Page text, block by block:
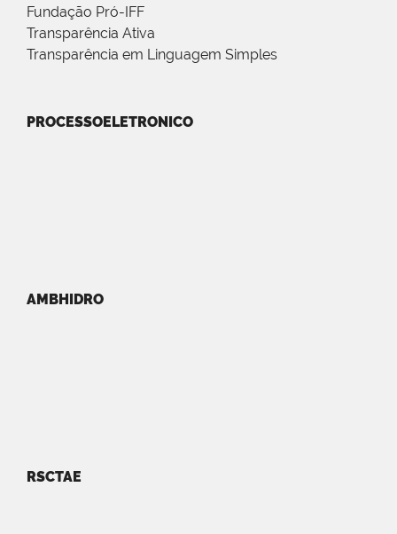
Fundação Pró-IFF
Transparência Ativa
Transparência em Linguagem Simples
PROCESSOELETRONICO
AMBHIDRO
RSCTAE